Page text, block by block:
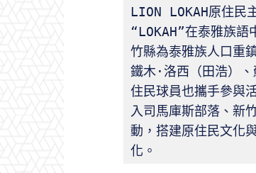
LION LOKAH原住民
“LOKAH”在泰雅族
竹縣為泰雅族人口重
鐵木·洛西（田浩）
住民球員也攜手參與
入司馬庫斯部落、新
動，搭建原住民文化
化。